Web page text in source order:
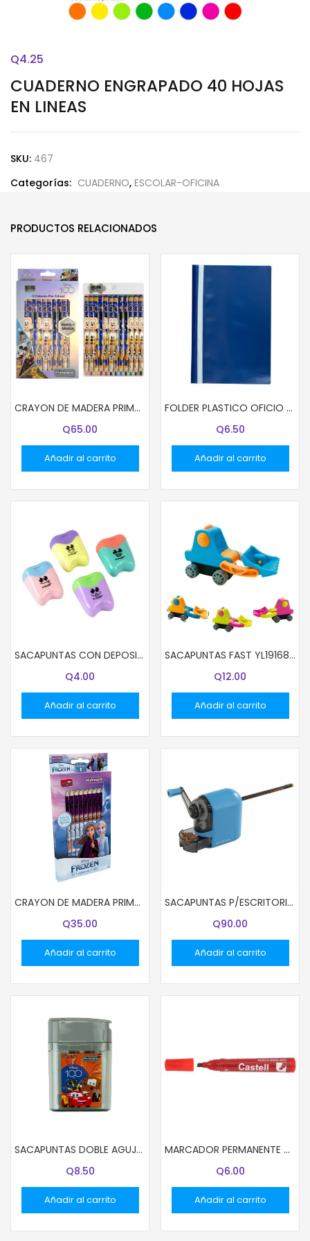
CUADERNO ENGRAPADO 40 HOJAS
EN LINEAS
Q4.25
SKU: 467
Categorías: CUADERNO, ESCOLAR-OFICINA
PRODUCTOS RELACIONADOS
CRAYON DE MADERA PRIMAVERA 12 COL JUMBO DISNEY NIÑO (96)
Q65.00
Añadir al carrito
FOLDER PLASTICO OFICIO COLOR AZUL
Q6.50
Añadir al carrito
SACAPUNTAS CON DEPOSITO Y-PLUS SX23010 SMILE
Q4.00
Añadir al carrito
SACAPUNTAS FAST YL191686 TRACTOR BX1
Q12.00
Añadir al carrito
CRAYON DE MADERA PRIMAVERA 12 COL LARGO 13002 DISNEY NIÑA
Q35.00
Añadir al carrito
SACAPUNTAS P/ESCRITORIO Y-PLUS ASX1802
Q90.00
Añadir al carrito
SACAPUNTAS DOBLE AGUJERO CON DEPOSITO DISNEY NIÑOS
Q8.50
Añadir al carrito
MARCADOR PERMANENTE CASTELL ROJO BISELADO
Q6.00
Añadir al carrito